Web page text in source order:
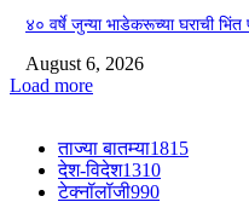
४० वर्षे जुन्या भाडेकरूच्या घराची भिंत
August 6, 2026
Load more
ताज्या बातम्या1815
देश-विदेश1310
टेक्नॉलॉजी990